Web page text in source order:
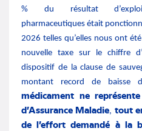
% du résultat
pharmaceutiques était
2026 telles qu’elles nous ont
nouvelle taxe sur le chiffre
dispositif de la clause de
montant record de
médicament ne
d’Assurance Maladie, tout
de l’effort demandé à la